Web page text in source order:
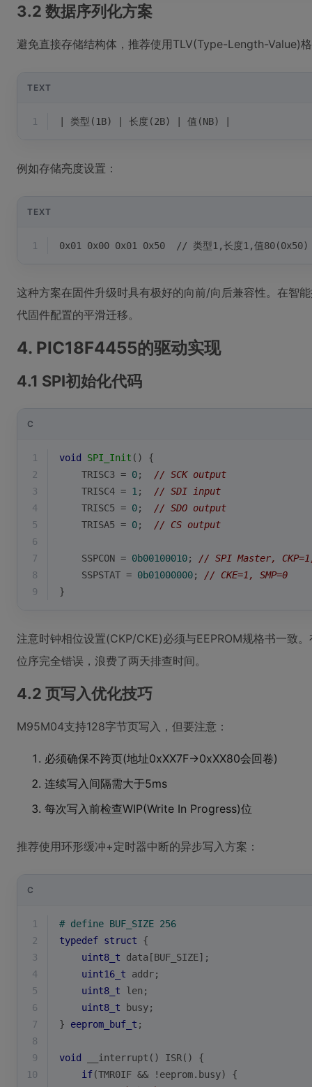
3.2 数据序列化方案
避免直接存储结构体，推荐使用TLV(Type-Length-Value)
TEXT
1 | 类型(1B) | 长度(2B) | 值(NB) |
例如存储亮度设置：
TEXT
1 0x01 0x00 0x01 0x50  // 类型1,长度1,值80(0x50)
这种方案在固件升级时具有极好的向前/向后兼容性。在智
代固件配置的平滑迁移。
4. PIC18F4455的驱动实现
4.1 SPI初始化代码
C
1 void SPI_Init ()
{
2
    TRISC3 =
0; // SCK output
3
    TRISC4 =
1 ; // SDI input
4
    TRISC5 =
0; // SDO output
5
    TRISA5 =
0; // CS output
6
7
    SSPCON =
0b00100010; // SPI Master,
8
    SSPSTAT =
0b01000000; // CKE=1, SMP=0
9
}
注意时钟相位设置(CKP/CKE)必须与EEPROM规格书一致
位序完全错误，浪费了两天排查时间。
4.2 页写入优化技巧
M95M04支持128字节页写入，但要注意：
必须确保不跨页(地址0xXX7F->0xXX80会回卷)
连续写入间隔需大于5ms
每次写入前检查WIP(Write In Progress)位
推荐使用环形缓冲+定时器中断的异步写入方案：
C
1 # define BUF_SIZE 256
2
typedef struct {
3
uint8_t data[BUF_SIZE];
4
uint16_t addr;
5
uint8_t len;
6
uint8_t busy;
7
} eeprom_buf_t ;
8
9
void
__interrupt() ISR() {
10
if(TMR0IF && !eeprom.busy) {